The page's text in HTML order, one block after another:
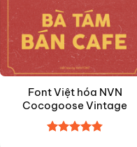
Font Việt hóa NVN
Cocogoose Vintage